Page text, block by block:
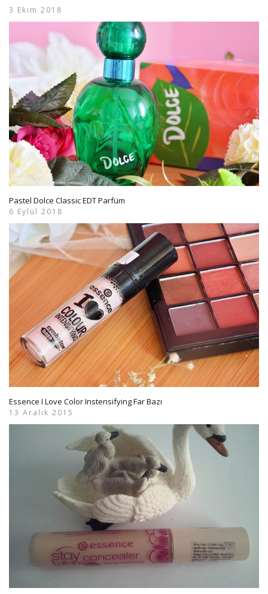
3 Ekim 2018
Pastel Dolce Classic EDT Parfüm
6 Eylül 2018
Essence I Love Color Instensifying Far Bazı
13 Aralık 2015